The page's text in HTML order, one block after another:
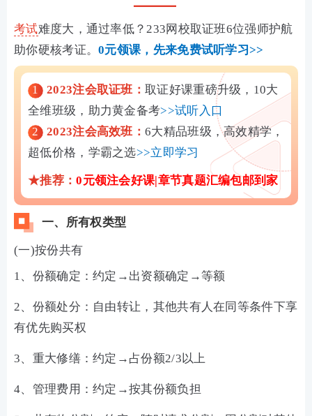
考试难度大，通过率低？233网校取证班6位强师护航
助你硬核考证。0元领课，先来免费试听学习>>
1 2023注会取证班： 取证好课重磅升级，10大
全维班级，助力黄金备考>>试听入口
2
2023注会高效班： 6大精品班级，高效精学，
超低价格，学霸之选>>立即学习
★推荐：0元领注会好课|章节真题汇编包邮到家
一、所有权类型
(一)按份共有
1、份额确定：约定→出资额确定→等额
2、份额处分：自由转让，其他共有人在同等条件下享
有优先购买权
3、重大修缮：约定→占份额2/3以上
4、管理费用：约定→按其份额负担